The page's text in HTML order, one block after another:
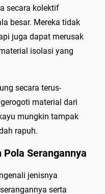
secara kolektif
besar. Mereka tidak
juga dapat merusak
isolasi yang
secara terus-
material dari
mungkin tampak
rapuh.
Pola Serangannya
jenisnya
serta